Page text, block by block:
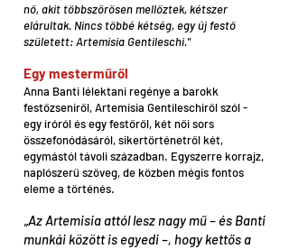
nő, akit többszörösen mellőztek, kétszer
elárultak. Nincs többé kétség, egy új festő
született: Artemisia Gentileschi."
Egy mesterműről
Anna Banti lélektani regénye a barokk
festőzseniről, Artemisia Gentileschiről szól -
egy íróról és egy festőről, két női sors
összefonódásáról, sikertörténetről két,
egymástól távoli században. Egyszerre korrajz,
naplószerű szöveg, de közben mégis fontos
eleme a történés.
„Az Artemisia attól lesz nagy mű – és Banti
munkái között is egyedi –, hogy kettős a